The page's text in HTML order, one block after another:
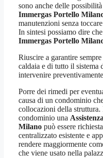
sono anche delle
Immergas Portello
manutenzioni senza
In sintesi possiamo dire
Immergas Portello
Riuscire a garantire
caldaia e di tutto il sistema
intervenire
Porre dei rimedi per
causa di un condominio
collocazioni della struttura.
condominio una
Milano può essere
centralizzato esistente e
rendere maggiormente
che viene usato nella